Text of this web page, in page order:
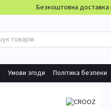
Безкоштовна доставка
Умови згоди Політика безпеки